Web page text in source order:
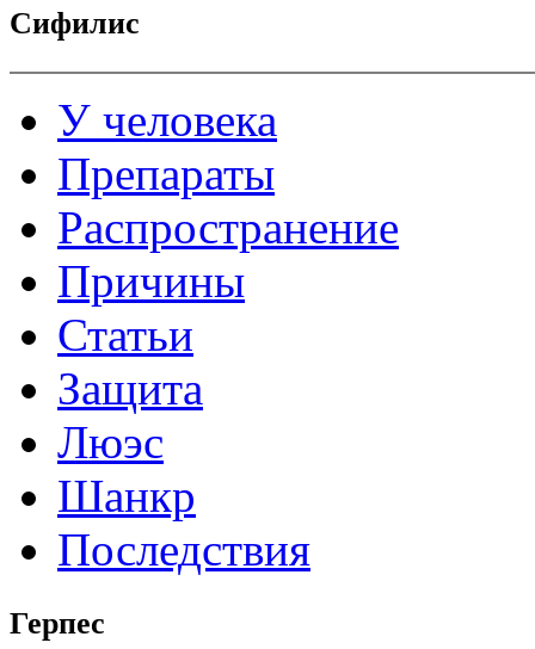
Сифилис
У человека
Препараты
Распространение
Причины
Статьи
Защита
Люэс
Шанкр
Последствия
Герпес